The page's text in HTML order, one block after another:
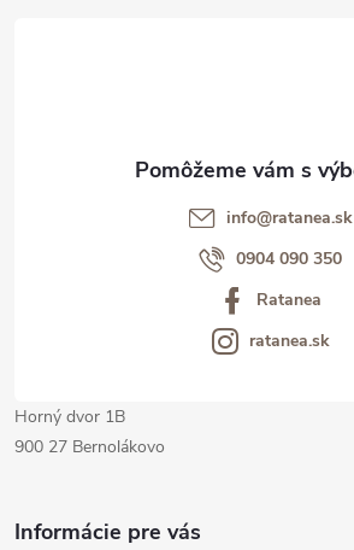
Informácie pre vás
info@ratanea.sk
0904 090 350
Ratanea
ratanea.sk
Horný dvor 1B
900 27 Bernolákovo